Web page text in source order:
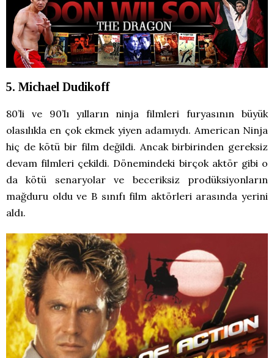
5. Michael Dudikoff
80’li ve 90’lı yılların ninja filmleri furyasının büyük
olasılıkla en çok ekmek yiyen adamıydı. American Ninja
hiç de kötü bir film değildi. Ancak birbirinden gereksiz
devam filmleri çekildi. Dönemindeki birçok aktör gibi o
da kötü senaryolar ve beceriksiz prodüksiyonların
mağduru oldu ve B sınıfı film aktörleri arasında yerini
aldı.